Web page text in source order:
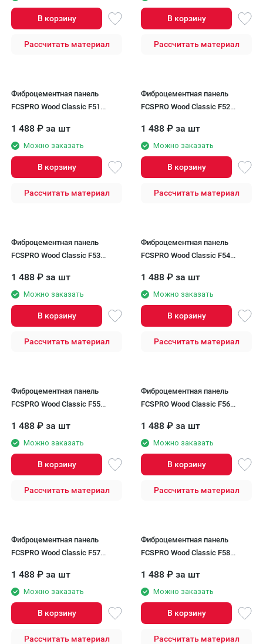
В корзину
Рассчитать материал
В корзину
Рассчитать материал
Фиброцементная панель
FCSPRO Wood Classic F51
1 488 ₽ за шт
Можно заказать
В корзину
Рассчитать материал
Фиброцементная панель
FCSPRO Wood Classic F52
1 488 ₽ за шт
Можно заказать
В корзину
Рассчитать материал
Фиброцементная панель
FCSPRO Wood Classic F53
1 488 ₽ за шт
Можно заказать
В корзину
Рассчитать материал
Фиброцементная панель
FCSPRO Wood Classic F54
1 488 ₽ за шт
Можно заказать
В корзину
Рассчитать материал
Фиброцементная панель
FCSPRO Wood Classic F55
1 488 ₽ за шт
Можно заказать
В корзину
Рассчитать материал
Фиброцементная панель
FCSPRO Wood Classic F56
1 488 ₽ за шт
Можно заказать
В корзину
Рассчитать материал
Фиброцементная панель
FCSPRO Wood Classic F57
1 488 ₽ за шт
Можно заказать
В корзину
Рассчитать материал
Фиброцементная панель
FCSPRO Wood Classic F58
1 488 ₽ за шт
Можно заказать
В корзину
Рассчитать материал